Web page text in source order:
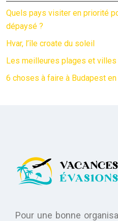
Quels pays visiter en priorité
dépaysé ?
Hvar, l’île croate du soleil
Les meilleures plages et
6 choses à faire à Budapest en
Pour une bonne